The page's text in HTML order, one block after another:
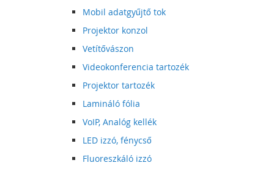
Mobil adatgyűjtő tok
Projektor konzol
Vetítővászon
Videokonferencia tartozék
Projektor tartozék
Lamináló fólia
VoIP, Analóg kellék
LED izzó, fénycső
Fluoreszkáló izzó